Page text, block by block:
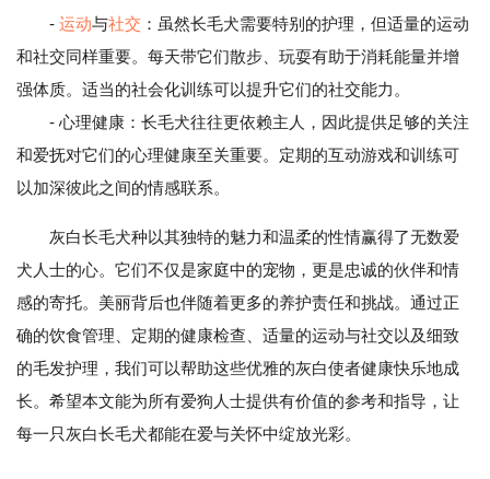
- 运动与社交 ：虽然长毛犬需要特别的护理，但适量的运动
和社交同样重要。每天带它们散步、玩耍有助于消耗能量并增
强体质。适当的社会化训练可以提升它们的社交能力。
- 心理健康：长毛犬往往更依赖主人，因此提供足够的关注
和爱抚对它们的心理健康至关重要。定期的互动游戏和训练可
以加深彼此之间的情感联系。
灰白长毛犬种以其独特的魅力和温柔的性情赢得了无数爱
犬人士的心。它们不仅是家庭中的宠物，更是忠诚的伙伴和情
感的寄托。美丽背后也伴随着更多的养护责任和挑战。通过正
确的饮食管理、定期的健康检查、适量的运动与社交以及细致
的毛发护理，我们可以帮助这些优雅的灰白使者健康快乐地成
长。希望本文能为所有爱狗人士提供有价值的参考和指导，让
每一只灰白长毛犬都能在爱与关怀中绽放光彩。